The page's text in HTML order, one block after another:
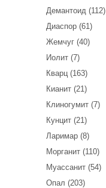
Демантоид (112)
Диаспор (61)
Жемчуг (40)
Иолит (7)
Кварц (163)
Кианит (21)
Клиногумит (7)
Кунцит (21)
Ларимар (8)
Морганит (110)
Муассанит (54)
Опал (203)